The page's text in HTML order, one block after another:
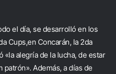
el día, se desarrolló en los
Cups,en Concarán, la 2da
«la alegría de la lucha, de estar
Además, a días de